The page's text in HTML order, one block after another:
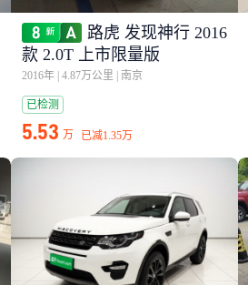
路虎 发现神行 2016
款 2.0T 上市限量版
2016年 4.87万公里 南京
已检测
5.53 万 已减1.35万